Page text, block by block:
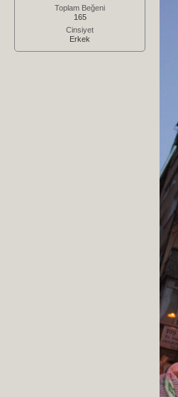
Toplam Beğeni
165
Cinsiyet
Erkek